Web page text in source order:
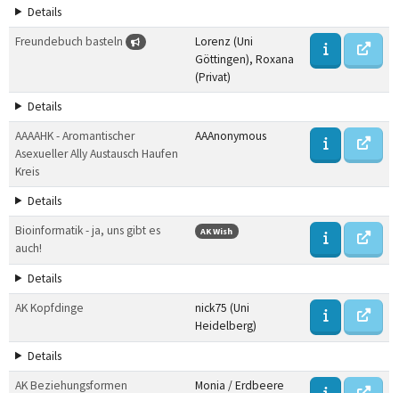
Details
Freundebuch basteln
Lorenz (Uni
Göttingen), Roxana
(Privat)
Details
AAAAHK - Aromantischer
Asexueller Ally Austausch Haufen
Kreis
AAAnonymous
Details
Bioinformatik - ja, uns gibt es
auch!
AK Wish
Details
AK Kopfdinge
nick75 (Uni
Heidelberg)
Details
AK Beziehungsformen
Monia / Erdbeere